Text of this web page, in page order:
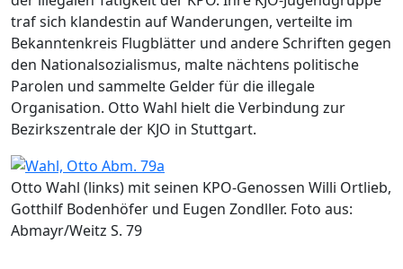
traf sich klandestin auf Wanderungen, verteilte im
Bekanntenkreis Flugblätter und andere Schriften gegen
den Nationalsozialismus, malte nächtens politische
Parolen und sammelte Gelder für die illegale
Organisation. Otto Wahl hielt die Verbindung zur
Bezirkszentrale der KJO in Stuttgart.
Image
Otto Wahl (links) mit seinen KPO-Genossen Willi Ortlieb,
Gotthilf Bodenhöfer und Eugen Zondller. Foto aus:
Abmayr/Weitz S. 79